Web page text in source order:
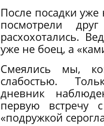
После посадки
посмотрели
расхохотались.
уже не боец, а
Смеялись мы,
слабостью.
дневник
первую встречу
«подружкой